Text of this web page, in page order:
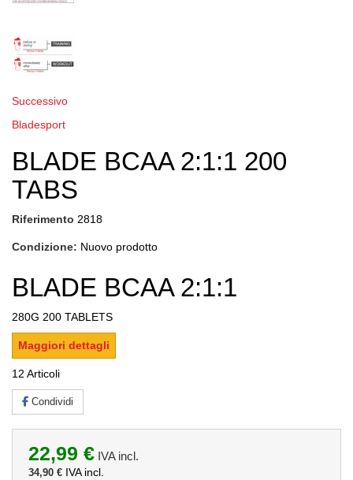
Successivo
Bladesport
BLADE BCAA 2:1:1 200
TABS
Riferimento 2818
Condizione: Nuovo prodotto
BLADE BCAA 2:1:1
280G 200 TABLETS
Maggiori dettagli
12 Articoli
Condividi
22,99 € IVA incl.
34,90 € IVA incl.